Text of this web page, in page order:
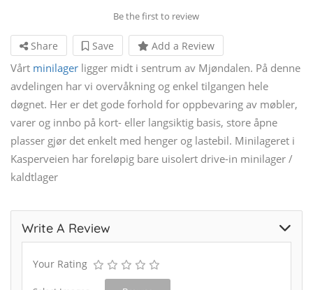
Be the first to review
Share Save Add a Review
Vårt minilager ligger midt i sentrum av Mjøndalen. På denne
avdelingen har vi overvåkning og enkel tilgangen hele
døgnet. Her er det gode forhold for oppbevaring av møbler,
varer og innbo på kort- eller langsiktig basis, store åpne
plasser gjør det enkelt med henger og lastebil. Minilageret i
Kasperveien har foreløpig bare uisolert drive-in minilager /
kaldtlager
Write A Review
Your Rating